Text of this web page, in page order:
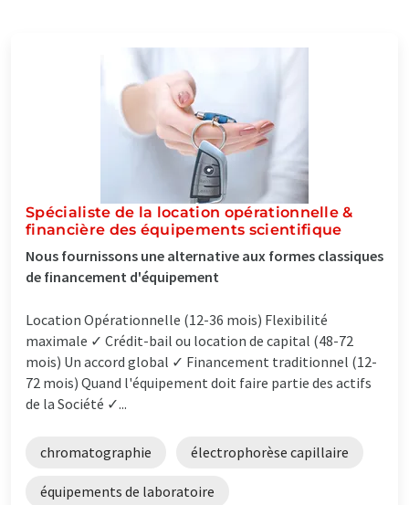
Spécialiste de la location opérationnelle &
financière des équipements scientifique
Nous fournissons une alternative aux formes classiques
de financement d'équipement
Location Opérationnelle (12-36 mois) Flexibilité
maximale ✓ Crédit-bail ou location de capital (48-72
mois) Un accord global ✓ Financement traditionnel (12-
72 mois) Quand l'équipement doit faire partie des actifs
de la Société ✓...
chromatographie électrophorèse capillaire
équipements de laboratoire